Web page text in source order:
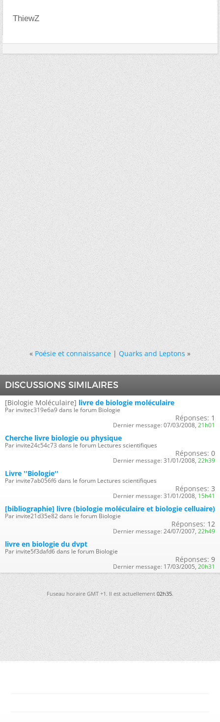
ThiewZ
« Poésie et connaissance|Quarks and Leptons »
DISCUSSIONS SIMILAIRES
[Biologie Moléculaire] livre de biologie moléculaire
Par invitec319e6a9 dans le forum Biologie
Réponses: 1
Dernier message: 07/03/2008, 21h01
Cherche livre biologie ou physique
Par invite24c54c73 dans le forum Lectures scientifiques
Réponses: 0
Dernier message: 31/01/2008, 22h39
Livre ''Biologie''
Par invite7ab056f6 dans le forum Lectures scientifiques
Réponses: 3
Dernier message: 31/01/2008, 15h41
[bibliographie] livre (biologie moléculaire et biologie celluaire)
Par invite21d35e82 dans le forum Biologie
Réponses: 12
Dernier message: 24/07/2007, 22h49
livre en biologie du dvpt
Par invite5f3dafd6 dans le forum Biologie
Réponses: 9
Dernier message: 17/03/2005, 20h31
Fuseau horaire GMT +1. Il est actuellement02h35.